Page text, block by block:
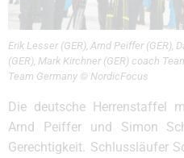
Erik Lesser (GER), Arnd Peiffer (GER),
(GER), Mark Kirchner (GER) coach
Team Germany © NordicFocus
Die deutsche Herrenstaffel
Arnd Peiffer und Simon
Gerechtigkeit. Schlussläufer